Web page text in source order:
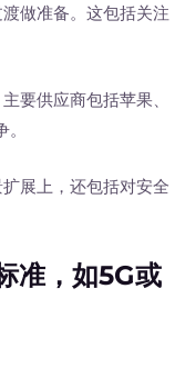
做准备。这包括关注
要供应商包括苹果、
展上，还包括对安全
准，如5G或